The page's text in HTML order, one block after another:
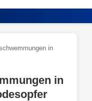
in
in